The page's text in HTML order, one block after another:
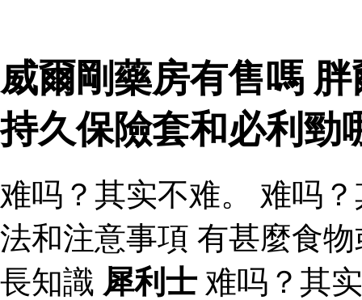
威爾剛藥房有售嗎
持久保險套和必利勁
难吗？其实不难。 难吗
法和注意事項 有甚麼食
長知識 犀利士 难吗？其